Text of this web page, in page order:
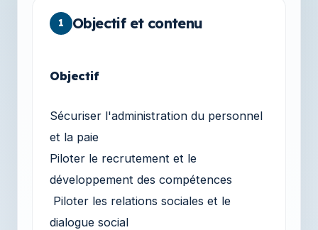
1 Objectif et contenu
Objectif
Sécuriser l'administration du personnel
et la paie
Piloter le recrutement et le
développement des compétences
Piloter les relations sociales et le
dialogue social